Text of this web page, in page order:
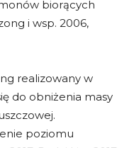
biorących
i wsp. 2006,
realizowany w
do obniżenia masy
poziomu